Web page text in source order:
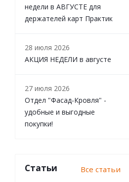
недели в АВГУСТЕ для
держателей карт Практик
28 июля 2026
АКЦИЯ НЕДЕЛИ в августе
27 июля 2026
Отдел "Фасад-Кровля" -
удобные и выгодные
покупки!
Статьи Все статьи